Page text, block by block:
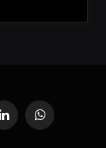
LinkedInWhatsApp